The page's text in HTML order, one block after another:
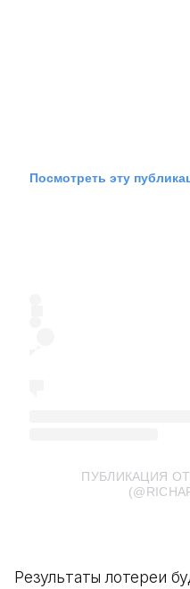
Посмотреть эту
ПУБЛИКАЦИЯ ОТ
Результаты лотереи